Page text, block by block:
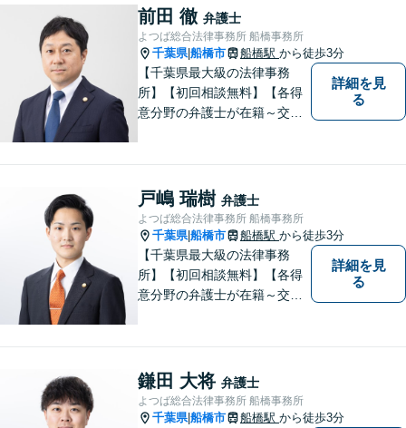
を聞き、具体的な解決案をご
提案させていただきます。
前田 徹 弁護士
よつば総合法律事務所 船橋事務所
千葉県|船橋市 船橋駅 から徒歩3分
【千葉県最大級の法律事務
所】【初回相談無料】【各得
意分野の弁護士が在籍～交通
詳細を見
る
戸嶋 瑞樹 弁護士
よつば総合法律事務所 船橋事務所
千葉県|船橋市 船橋駅 から徒歩3分
【千葉県最大級の法律事務
所】【初回相談無料】【各得
意分野の弁護士が在籍～交通
詳細を見
る
鎌田 大将 弁護士
よつば総合法律事務所 船橋事務所
千葉県|船橋市 船橋駅 から徒歩3分